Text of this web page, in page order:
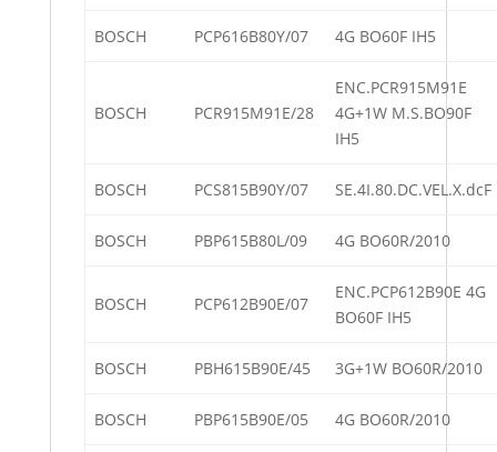
BOSCH PCP616B80Y/07 4G BO60F IH5
BOSCH PCR915M91E/28
ENC.PCR915M91E
4G+1W M.S.BO90F
IH5
BOSCH PCS815B90Y/07 SE.4I.80.DC.VEL.X.dcF
BOSCH PBP615B80L/09 4G BO60R/2010
BOSCH PCP612B90E/07
ENC.PCP612B90E 4G
BO60F IH5
BOSCH PBH615B90E/45 3G+1W BO60R/2010
BOSCH PBP615B90E/05 4G BO60R/2010